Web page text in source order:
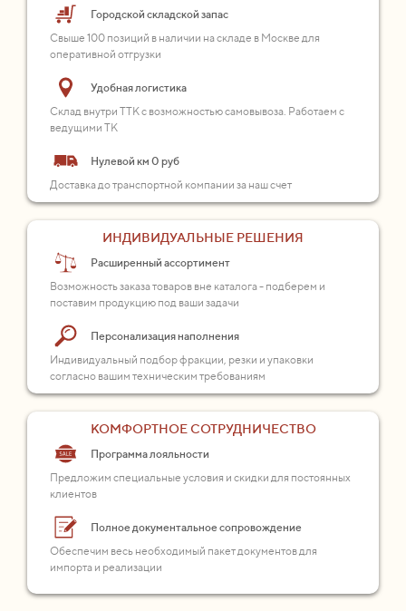
Городской складской запас
Свыше 100 позиций в наличии на складе в Москве для
оперативной отгрузки
Удобная логистика
Склад внутри ТТК с возможностью самовывоза. Работаем с
ведущими ТК
Нулевой км 0 руб
Доставка до транспортной компании за наш счет
ИНДИВИДУАЛЬНЫЕ РЕШЕНИЯ
Расширенный ассортимент
Возможность заказа товаров вне каталога - подберем и
поставим продукцию под ваши задачи
Персонализация наполнения
Индивидуальный подбор фракции, резки и упаковки
согласно вашим техническим требованиям
КОМФОРТНОЕ СОТРУДНИЧЕСТВО
Программа лояльности
Предложим специальные условия и скидки для постоянных
клиентов
Полное документальное сопровождение
Обеспечим весь необходимый пакет документов для
импорта и реализации